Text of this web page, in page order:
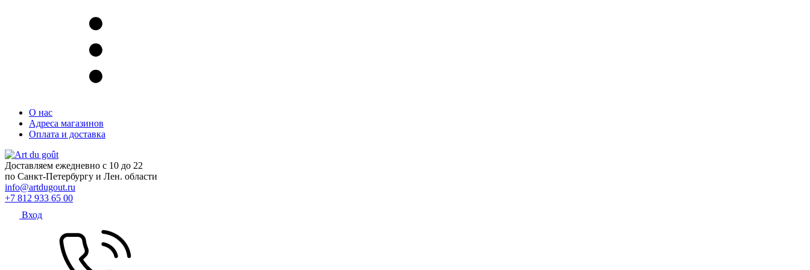
О нас
Адреса магазинов
Оплата и доставка
Доставляем ежедневно с 10 до 22
по Санкт-Петербургу и Лен. области
info@artdugout.ru
+7 812 933 65 00
Вход